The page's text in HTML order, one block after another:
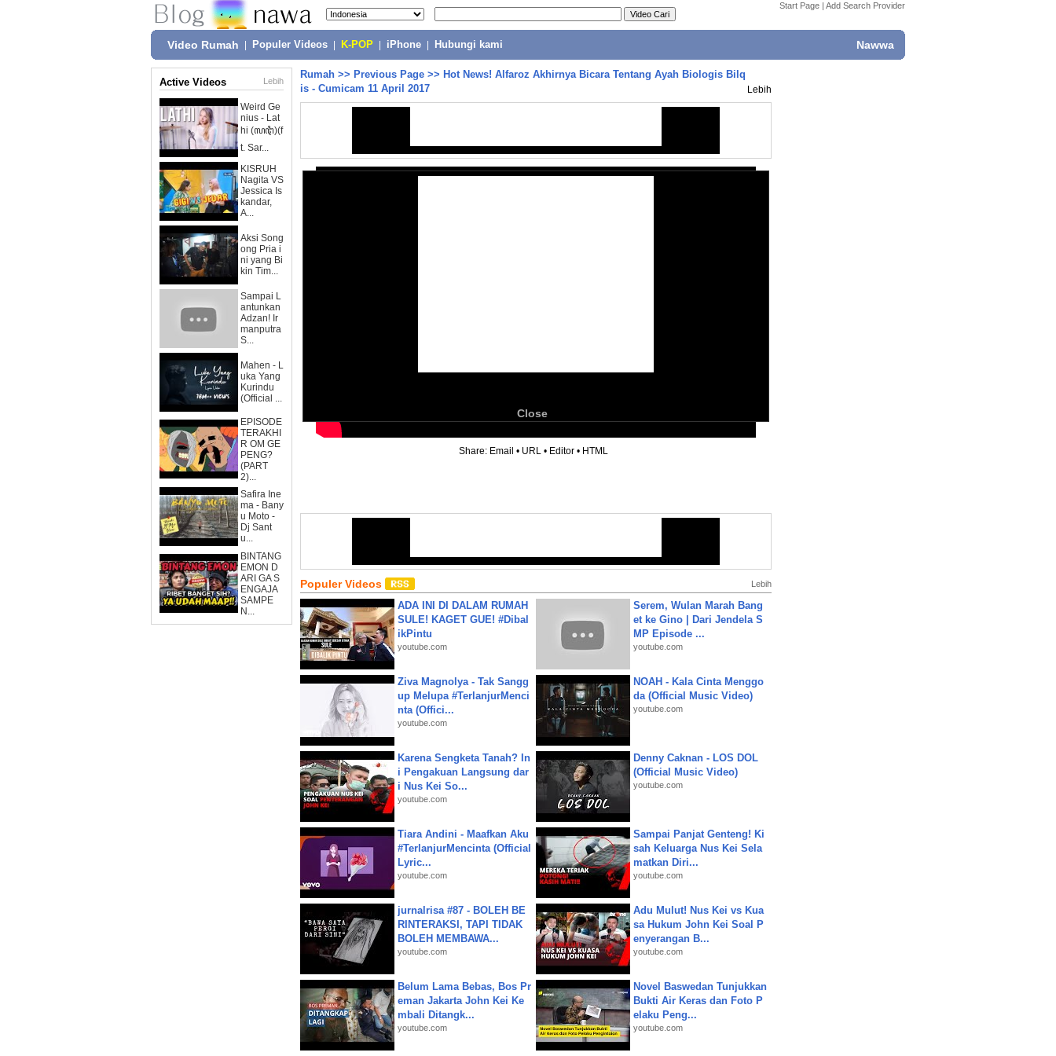
Start Page | Add Search Provider
Video Rumah Populer Videos K-POP iPhone Hubungi kami Nawwa
Active Videos Lebih
Weird Ge
nius - Lat
hi (ꦭꦛꦶ)(f
t. Sar...
KISRUH
Nagita VS
Jessica Is
kandar,
A...
Aksi Song
ong Pria i
ni yang Bi
kin Tim...
Sampai L
antunkan
Adzan! Ir
manputra
S...
Mahen - L
uka Yang
Kurindu
(Official ...
EPISODE
TERAKHI
R OM GE
PENG?
(PART
2)...
Safira Ine
ma - Bany
u Moto -
Dj Sant
u...
BINTANG
EMON D
ARI GA S
ENGAJA
SAMPE
N...
Rumah >> Previous Page >> Hot News! Alfaroz Akhirnya Bicara Tentang Ayah Biologis Bilq
is - Cumicam 11 April 2017
Lebih
Close
Share: Email • URL • Editor • HTML
Populer Videos Lebih
ADA INI DI DALAM RUMAH
SULE! KAGET GUE! #Dibal
ikPintu
youtube.com
Serem, Wulan Marah Bang
et ke Gino | Dari Jendela S
MP Episode ...
youtube.com
Ziva Magnolya - Tak Sangg
up Melupa #TerlanjurMenci
nta (Offici...
youtube.com
NOAH - Kala Cinta Menggo
da (Official Music Video)
youtube.com
Karena Sengketa Tanah? In
i Pengakuan Langsung dar
i Nus Kei So...
youtube.com
Denny Caknan - LOS DOL
(Official Music Video)
youtube.com
Tiara Andini - Maafkan Aku
#TerlanjurMencinta (Official
Lyric...
youtube.com
Sampai Panjat Genteng! Ki
sah Keluarga Nus Kei Sela
matkan Diri...
youtube.com
jurnalrisa #87 - BOLEH BE
RINTERAKSI, TAPI TIDAK
BOLEH MEMBAWA...
youtube.com
Adu Mulut! Nus Kei vs Kua
sa Hukum John Kei Soal P
enyerangan B...
youtube.com
Belum Lama Bebas, Bos Pr
eman Jakarta John Kei Ke
mbali Ditangk...
youtube.com
Novel Baswedan Tunjukkan
Bukti Air Keras dan Foto P
elaku Peng...
youtube.com